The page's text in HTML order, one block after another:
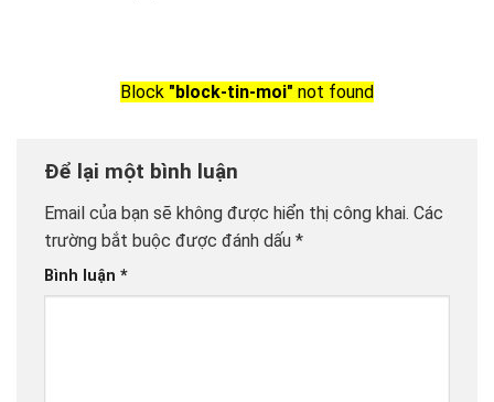
Block "block-tin-moi" not found
Để lại một bình luận
Email của bạn sẽ không được hiển thị công khai. Các
trường bắt buộc được đánh dấu *
Bình luận *